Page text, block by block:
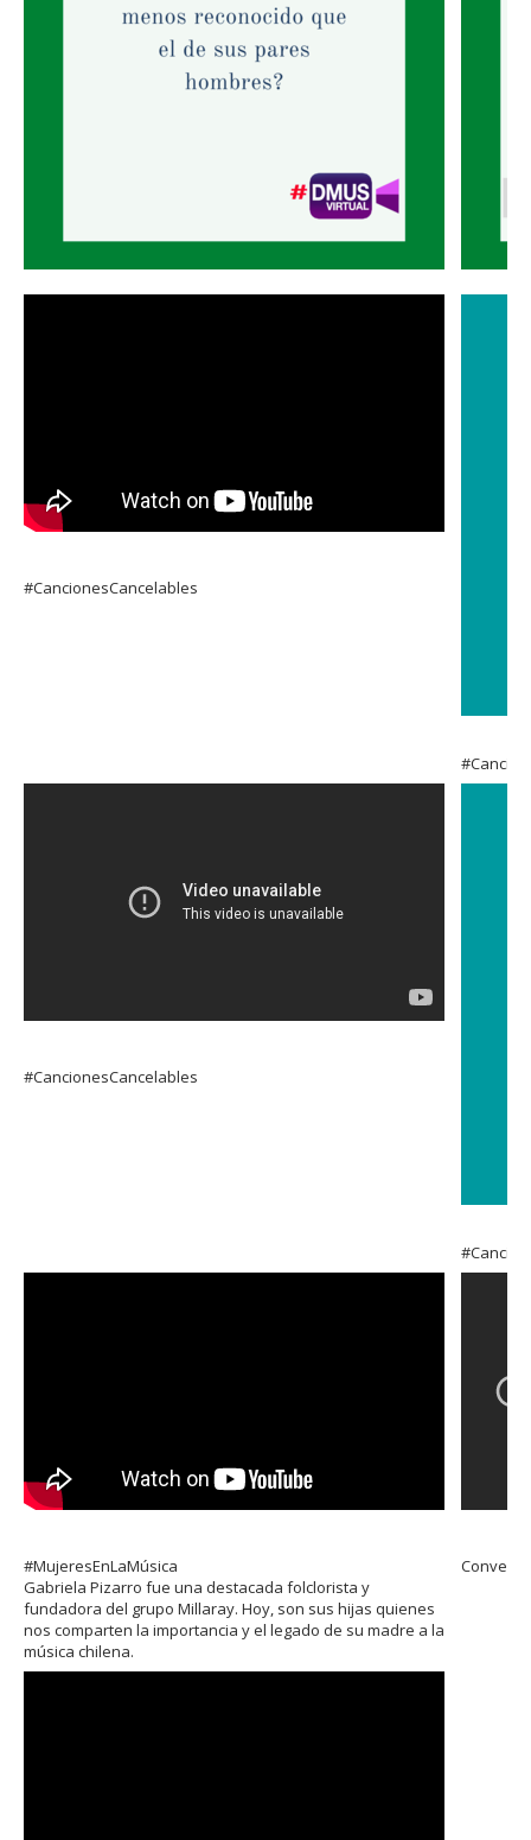
#CancionesCancelables
#CancionesCancelables
#MujeresEnLaMúsica
Gabriela Pizarro fue una destacada folclorista y
fundadora del grupo Millaray. Hoy, son sus hijas quienes
nos comparten la importancia y el legado de su madre a la
música chilena.